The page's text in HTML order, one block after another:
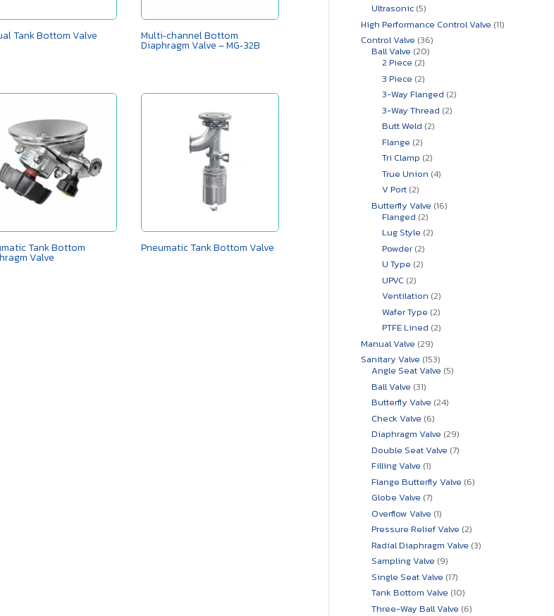
Tank Bottom Valve Multi‑channel Bottom
Diaphragm Valve – MG‑32B
Tank Bottom
Valve
Pneumatic Tank Bottom Valve
Ultrasonic 55
สินค้า
High Performance Control Valve 1111
Control Valve 3636
Ball Valve 2020
2 Piece 22
สินค้า
3 Piece 22
สินค้า
3-Way Flanged 22
3-Way Thread 22
Butt Weld 22
Flange 22
สินค้า
Tri Clamp 22
สินค้า
True Union 44
V Port 22
สินค้า
Butterfly Valve 1616
Flanged 22
สินค้า
Lug Style 22
Powder 22
สินค้า
U Type 22
UPVC 22
สินค้า
Ventilation 22
สินค้า
Wafer Type 22
สินค้า
PTFE Lined 22
Manual Valve 2929
สินค้า
Sanitary Valve 153153
สินค้า
Angle Seat Valve 55
Ball Valve 3131
สินค้า
Butterfly Valve 2424
Check Valve 66
สินค้า
Diaphragm Valve 2929
สินค้า
Double Seat Valve 77
Filling Valve 11
สินค้า
Flange Butterfly Valve 66
Globe Valve 77
สินค้า
Overflow Valve 11
สินค้า
Pressure Relief Valve 22
สินค้า
Radial Diaphragm Valve 33
Sampling Valve 99
สินค้า
Single Seat Valve 1717
สินค้า
Tank Bottom Valve 1010
สินค้า
Three-Way Ball Valve 66